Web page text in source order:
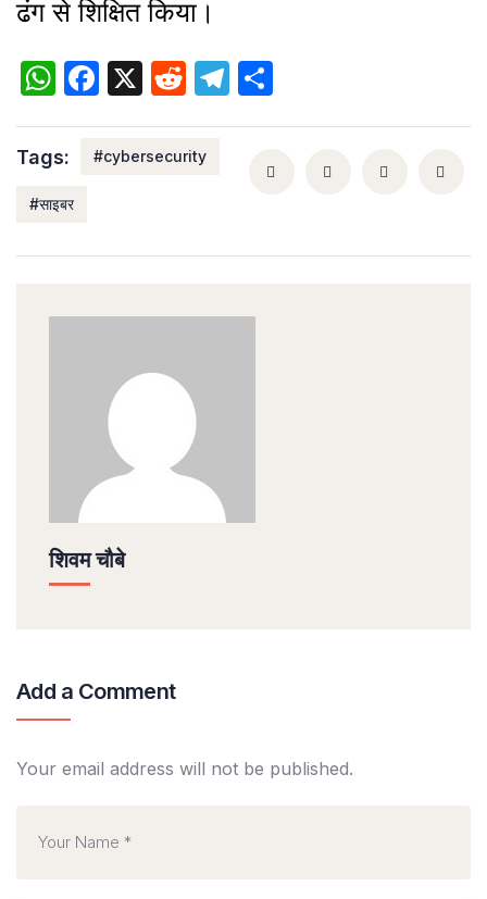
ढंग से शिक्षित किया।
WhatsApp
Facebook
X RedditTelegram
Tags: #cybersecurity
#साइबर
शिवम चौबे
Add a Comment
Your email address will not be published.